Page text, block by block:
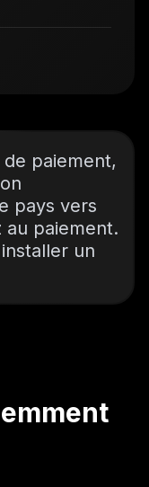
paiement,
pays vers
au paiement.
un